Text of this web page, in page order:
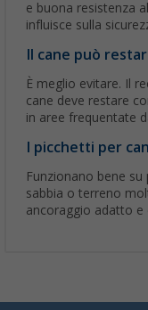
e buona resistenza
influisce sulla
Il cane può
È meglio evitare. Il
cane deve restare
in aree frequentate
I picchetti per
Funzionano bene
sabbia o terreno
ancoraggio adatto e